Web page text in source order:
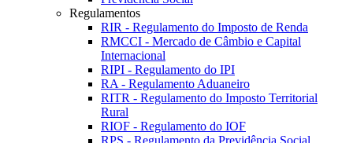
Regulamentos
RIR - Regulamento do Imposto de Renda
RMCCI - Mercado de Câmbio e Capital
Internacional
RIPI - Regulamento do IPI
RA - Regulamento Aduaneiro
RITR - Regulamento do Imposto Territorial
Rural
RIOF - Regulamento do IOF